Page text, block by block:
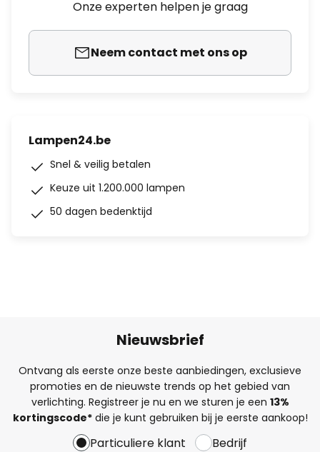
Onze experten helpen je graag
Neem contact met ons op
Lampen24.be
Snel & veilig betalen
Keuze uit 1.200.000 lampen
50 dagen bedenktijd
Nieuwsbrief
Ontvang als eerste onze beste aanbiedingen, exclusieve
promoties en de nieuwste trends op het gebied van
verlichting. Registreer je nu en we sturen je een 13%
kortingscode*die je kunt gebruiken bij je eerste aankoop!
Particuliere klant Bedrijf